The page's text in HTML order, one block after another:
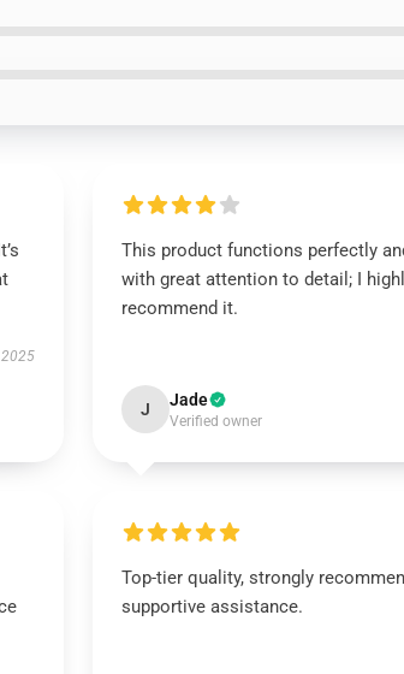
This product functions perfectly
with great attention to detail; I
recommend it.
J Jade
Verified owner
Top-tier quality, strongly
supportive assistance.